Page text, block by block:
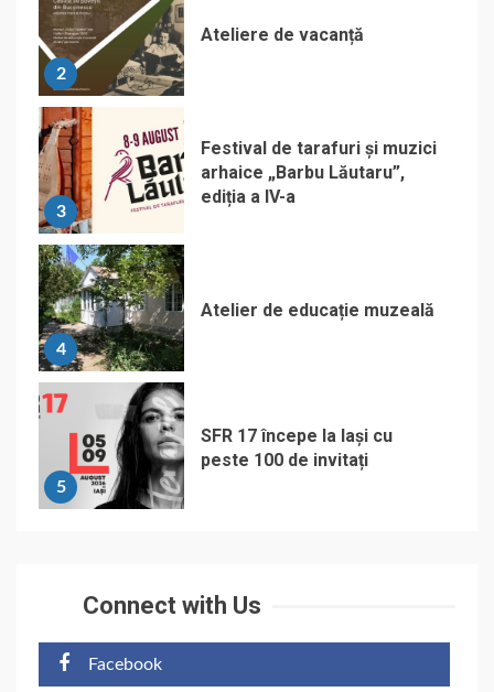
2
Ateliere de vacanță
3
Festival de tarafuri și muzici
arhaice „Barbu Lăutaru”,
ediția a IV-a
4
Atelier de educație muzeală
5
SFR 17 începe la Iași cu
peste 100 de invitați
Connect with Us
Facebook